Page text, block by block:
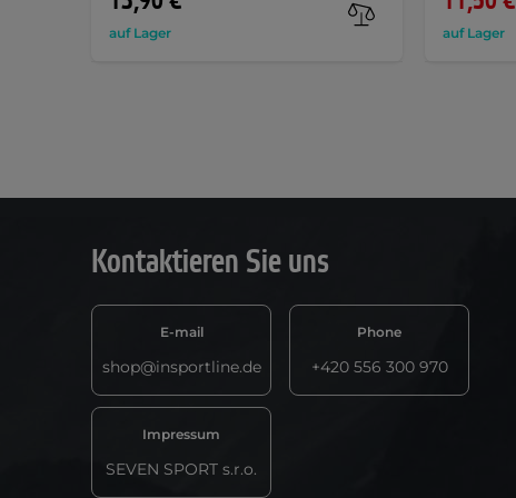
auf Lager auf Lager
Kontaktieren Sie uns
E-mail
shop@insportline.de
Phone
+420 556 300 970
Impressum
SEVEN SPORT s.r.o.